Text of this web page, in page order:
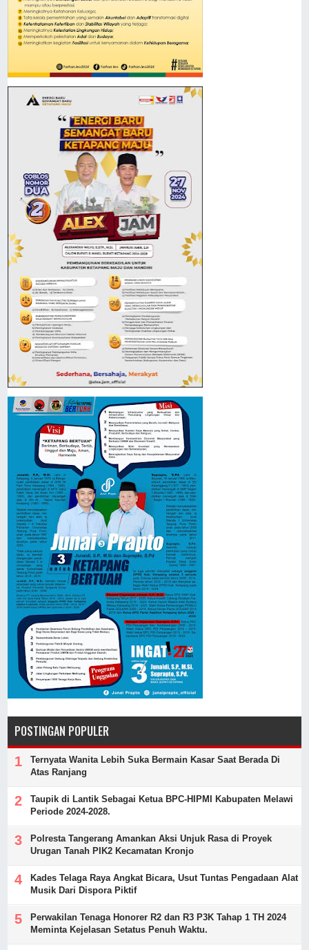
POSTINGAN POPULER
Ternyata Wanita Lebih Suka Bermain Kasar Saat Berada Di
Atas Ranjang
Taupik di Lantik Sebagai Ketua BPC-HIPMI Kabupaten Melawi
Periode 2024-2028.
Polresta Tangerang Amankan Aksi Unjuk Rasa di Proyek
Urugan Tanah PIK2 Kecamatan Kronjo
Kades Telaga Raya Angkat Bicara, Usut Tuntas Pengadaan Alat
Musik Dari Dispora Piktif
Perwakilan Tenaga Honorer R2 dan R3 P3K Tahap 1 TH 2024
Meminta Kejelasan Setatus Penuh Waktu.